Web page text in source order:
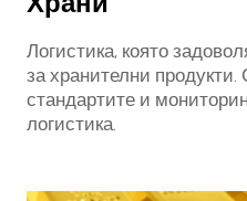
Логистика, която
за хранителни продукти.
стандартите и
логистика.